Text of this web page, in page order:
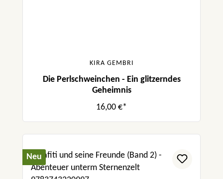
KIRA GEMBRI
Die Perlschweinchen - Ein glitzerndes
Geheimnis
16,00 €*
Neu